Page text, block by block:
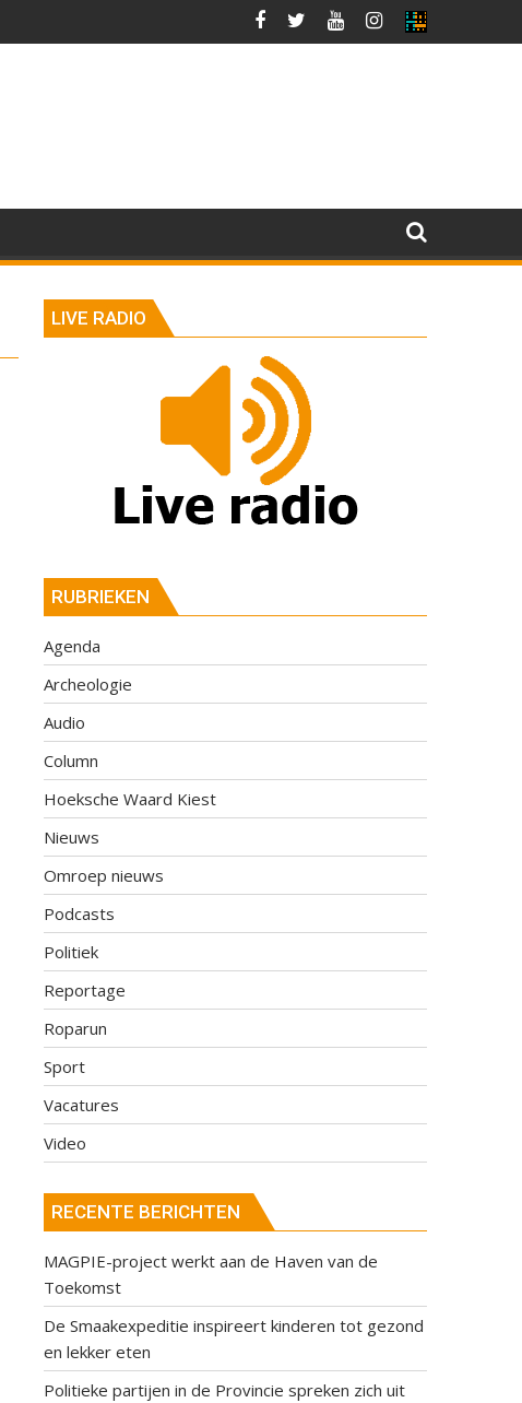
LIVE RADIO
RUBRIEKEN
Agenda
Archeologie
Audio
Column
Hoeksche Waard Kiest
Nieuws
Omroep nieuws
Podcasts
Politiek
Reportage
Roparun
Sport
Vacatures
Video
RECENTE BERICHTEN
MAGPIE-project werkt aan de Haven van de
Toekomst
De Smaakexpeditie inspireert kinderen tot gezond
en lekker eten
Politieke partijen in de Provincie spreken zich uit